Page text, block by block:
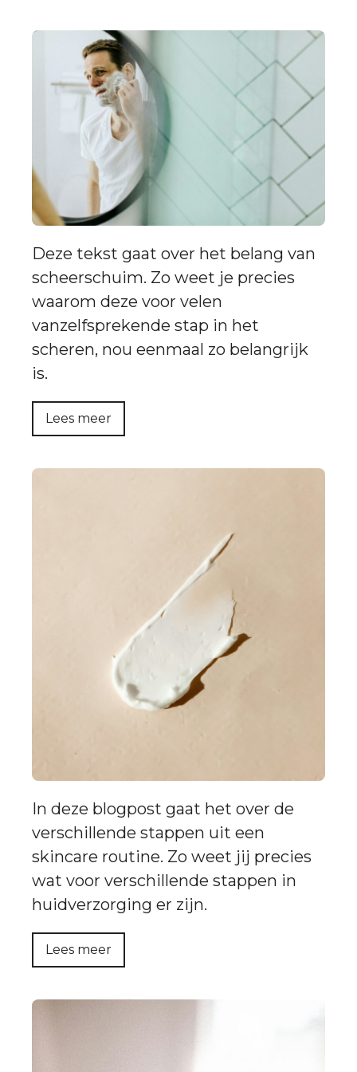
Deze tekst gaat over het belang van
scheerschuim. Zo weet je precies
waarom deze voor velen
vanzelfsprekende stap in het
scheren, nou eenmaal zo belangrijk
is.
Lees meer
In deze blogpost gaat het over de
verschillende stappen uit een
skincare routine. Zo weet jij precies
wat voor verschillende stappen in
huidverzorging er zijn.
Lees meer